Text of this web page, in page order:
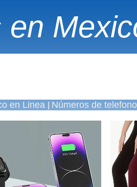
en
en Linea Números de